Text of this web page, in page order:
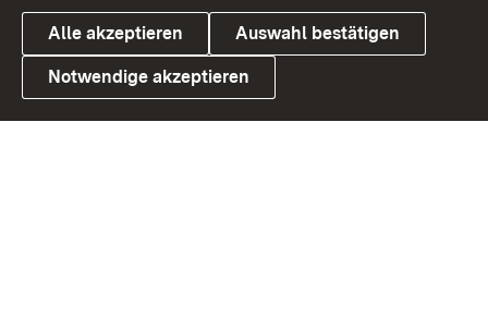
Link zum Landesportal
Alle akzeptieren Auswahl bestätigen
Notwendige akzeptieren